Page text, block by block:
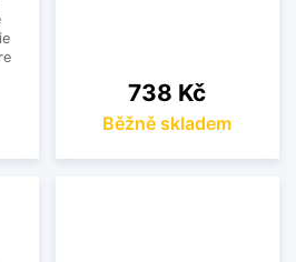
Cena
738 Kč
Běžně skladem